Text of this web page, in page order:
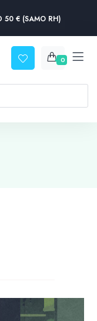
50 € (SAMO RH)
0